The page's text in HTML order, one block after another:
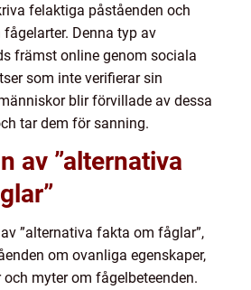
felaktiga påståenden och
Denna typ av
främst online genom sociala
som inte verifierar sin
blir förvillade av dessa
tar dem för sanning.
av ”alternativa
”alternativa fakta om fåglar”,
om ovanliga egenskaper,
myter om fågelbeteenden.